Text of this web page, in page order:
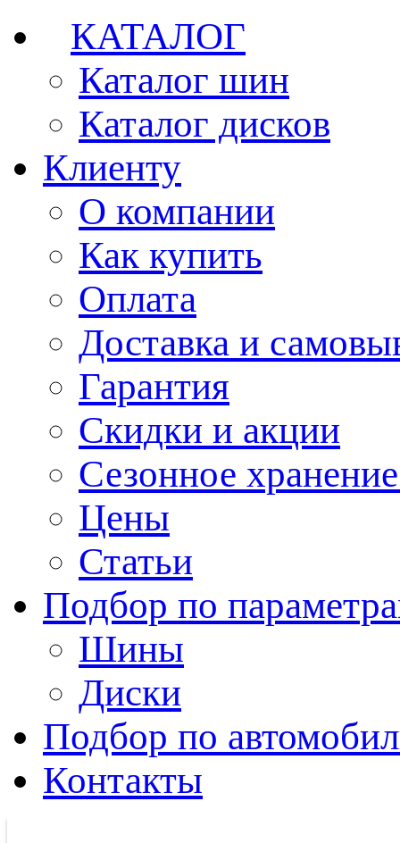
КАТАЛОГ
Каталог шин
Каталог дисков
Клиенту
О компании
Как купить
Оплата
Доставка и
Гарантия
Скидки и акции
Сезонное
Цены
Статьи
Подбор по
Шины
Диски
Подбор по
Контакты